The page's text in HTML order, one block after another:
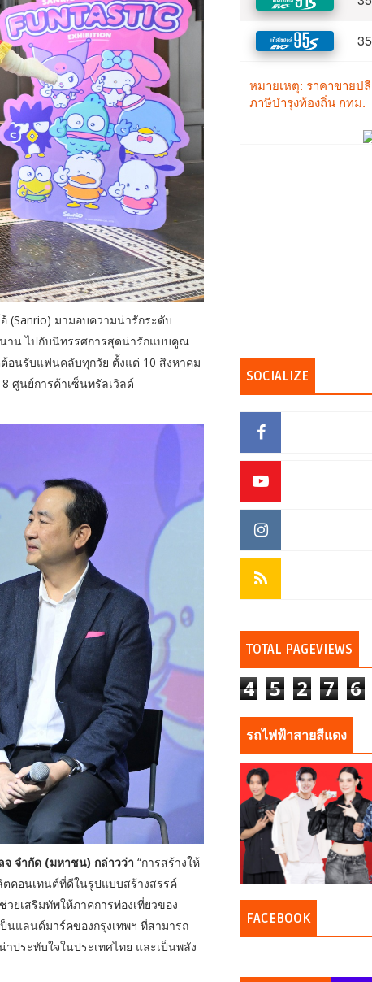
(Sanrio) มามอบความน่ารักระดับ
าน ไปกับนิทรรศการสุดน่ารักแบบคูณ
ต้อนรับแฟนคลับทุกวัย ตั้งแต่ 10 สิงหาคม
8 ศูนย์การค้าเซ็นทรัลเวิลด์
จ จำกัด (มหาชน) กล่าวว่า “การสร้างให้
ตคอนเทนต์ที่ดีในรูปแบบสร้างสรรค์
ยเสริมทัพให้ภาคการท่องเที่ยวของ
นแลนด์มาร์คของกรุงเทพฯ ที่สามารถ
ประทับใจในประเทศไทย และเป็นพลัง
SOCIALIZE
TOTAL PAGEVIEWS
4 5 2 7 6
รถไฟฟ้าสายสีแดง
FACEBOOK